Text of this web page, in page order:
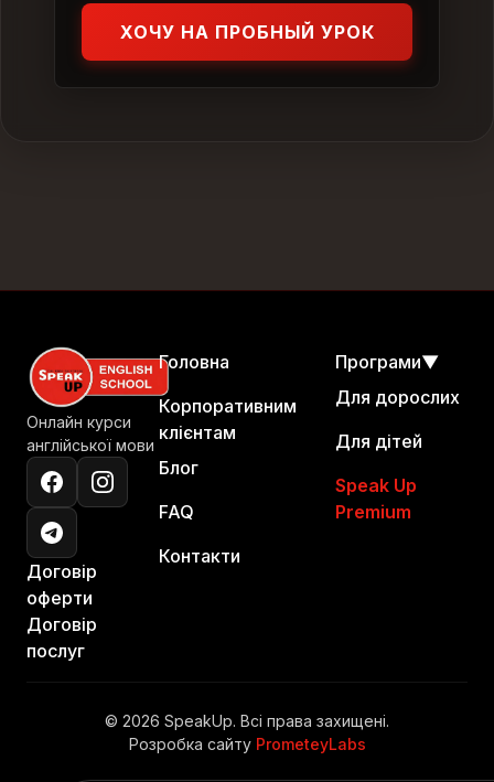
ХОЧУ НА ПРОБНЫЙ УРОК
Онлайн курси
англійської мови
Договір
оферти
Договір
послуг
Головна
Корпоративним
клієнтам
Блог
FAQ
Контакти
Програми▼
Для дорослих
Для дітей
Speak Up
Premium
© 2026 SpeakUp. Всі права захищені.
Розробка сайту PrometeyLabs